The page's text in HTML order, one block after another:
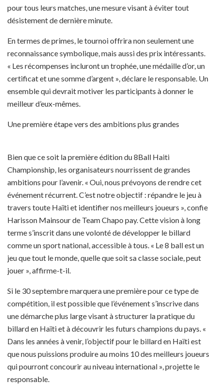
pour tous leurs matches, une mesure visant à éviter tout
désistement de dernière minute.
En termes de primes, le tournoi offrira non seulement une
reconnaissance symbolique, mais aussi des prix intéressants.
« Les récompenses incluront un trophée, une médaille d’or, un
certificat et une somme d’argent », déclare le responsable. Un
ensemble qui devrait motiver les participants à donner le
meilleur d’eux-mêmes.
Une première étape vers des ambitions plus grandes
Bien que ce soit la première édition du 8Ball Haiti
Championship, les organisateurs nourrissent de grandes
ambitions pour l’avenir. « Oui, nous prévoyons de rendre cet
événement récurrent. C’est notre objectif : répandre le jeu à
travers toute Haïti et identifier nos meilleurs joueurs », confie
Harisson Mainsour de Team Chapo pay. Cette vision à long
terme s’inscrit dans une volonté de développer le billard
comme un sport national, accessible à tous. « Le 8 ball est un
jeu que tout le monde, quelle que soit sa classe sociale, peut
jouer », affirme-t-il.
Si le 30 septembre marquera une première pour ce type de
compétition, il est possible que l’événement s’inscrive dans
une démarche plus large visant à structurer la pratique du
billard en Haïti et à découvrir les futurs champions du pays. «
Dans les années à venir, l’objectif pour le billard en Haïti est
que nous puissions produire au moins 10 des meilleurs joueurs
qui pourront concourir au niveau international », projette le
responsable.